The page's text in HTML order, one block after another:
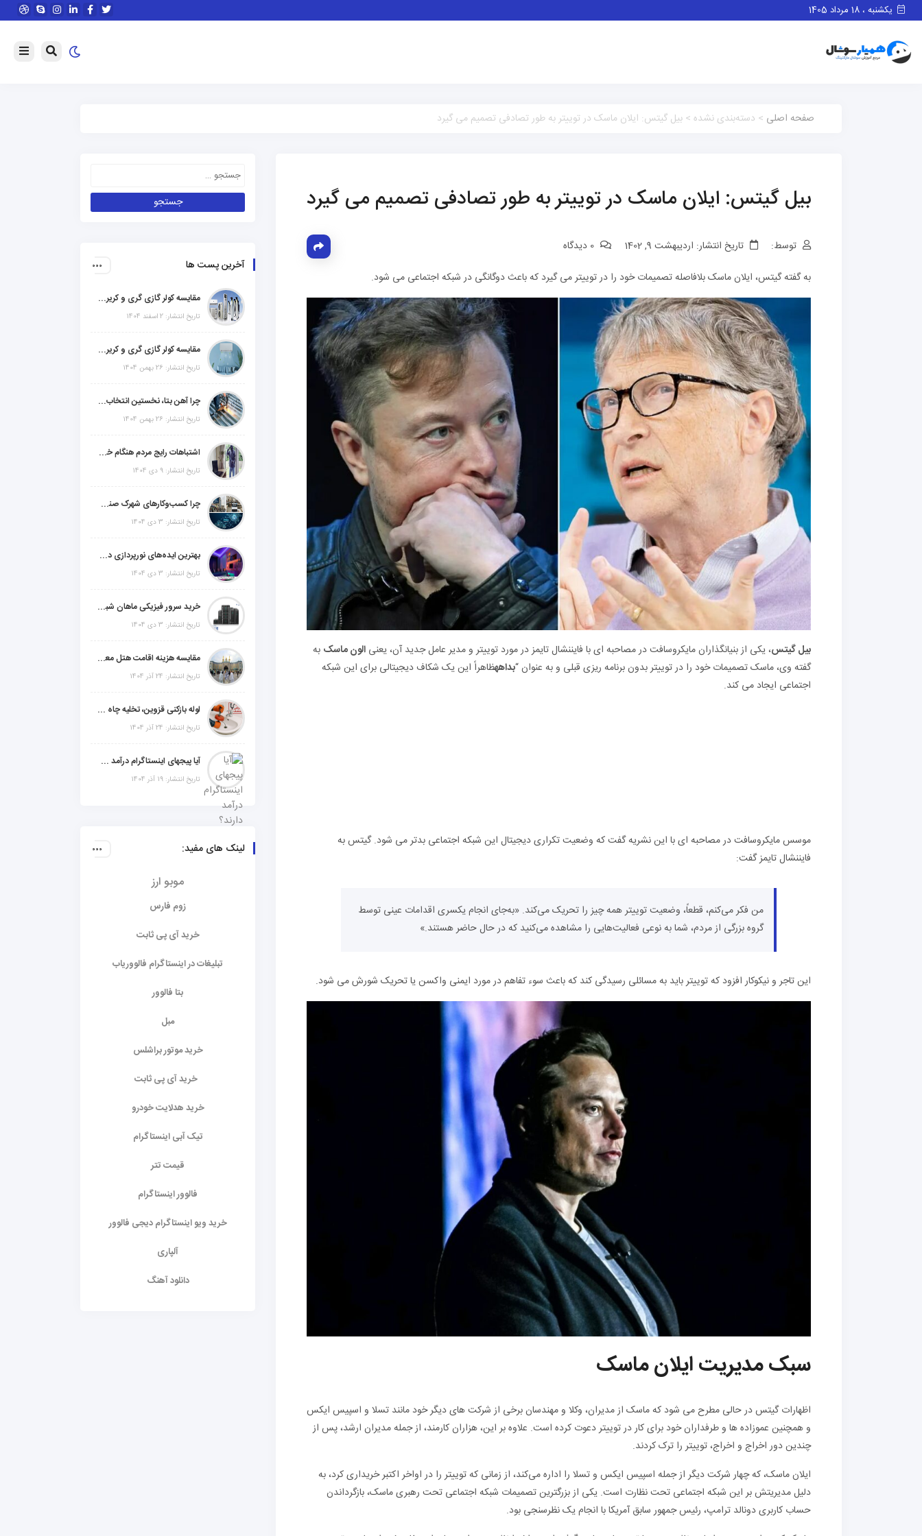
یکشنبه ، 18 مرداد 1405
صفحه اصلی > دسته‌بندی نشده > بیل گیتس: ایلان ماسک در توییتر به طور تصادفی تصمیم می گیرد
بیل گیتس: ایلان ماسک در توییتر به طور تصادفی تصمیم می گیرد
توسط: تاریخ انتشار: اردیبهشت 9, 1402
به گفته گیتس، ایلان ماسک بلافاصله تصمیمات خود را در توییتر می گیرد که باعث دوگانگی در شبکه اجتماعی می شود.
بیل گیتس، یکی از بنیانگذاران مایکروسافت در مصاحبه ای با فایننشال تایمز در مورد توییتر و مدیر عامل جدید آن، یعنی الون ماسک به
گفته وی، ماسک تصمیمات خود را در توییتر بدون برنامه ریزی قبلی و به عنوان “بداههظاهراً این یک شکاف دیجیتالی برای این شبکه
اجتماعی ایجاد می کند.
موسس مایکروسافت در مصاحبه ای با این نشریه گفت که وضعیت تکراری دیجیتال این شبکه اجتماعی بدتر می شود. گیتس به
فایننشال تایمز گفت:
من فکر می‌کنم، قطعاً، وضعیت توییتر همه چیز را تحریک می‌کند. «به‌جای انجام یکسری اقدامات عینی توسط
گروه بزرگی از مردم، شما به نوعی فعالیت‌هایی را مشاهده می‌کنید که در حال حاضر هستند.»
این تاجر و نیکوکار افزود که توییتر باید به مسائلی رسیدگی کند که باعث سوء تفاهم در مورد ایمنی واکسن یا تحریک شورش می شود.
سبک مدیریت ایلان ماسک
اظهارات گیتس در حالی مطرح می شود که ماسک از مدیران، وکلا و مهندسان برخی از شرکت های دیگر خود مانند تسلا و اسپیس ایکس
و همچنین عموزاده ها و طرفداران خود برای کار در توییتر دعوت کرده است. علاوه بر این، هزاران کارمند، از جمله مدیران ارشد، پس از
چندین دور اخراج و اخراج، توییتر را ترک کردند.
ایلان ماسک، که چهار شرکت دیگر از جمله اسپیس ایکس و تسلا را اداره می‌کند، از زمانی که توییتر را در اواخر اکتبر خریداری کرد، به
دلیل مدیریتش بر این شبکه اجتماعی تحت نظارت است. یکی از بزرگترین تصمیمات شبکه اجتماعی تحت رهبری ماسک، بازگرداندن
حساب کاربری دونالد ترامپ، رئیس جمهور سابق آمریکا با انجام یک نظرسنجی بود.
آخرین پست ها
مقایسه کولر گازی گری و کریر و ال جی و جنرال گلد و هایسنس و مدیا و اجنرال
تاریخ انتشار: 2 اسفند 1404
مقایسه کولر گازی گری و کریر و ال جی و جنرال گلد و جنرال شکار و سامسونگ و یونیوا
تاریخ انتشار: 26 بهمن 1404
چرا آهن بتا، نخستین انتخاب برای گل میخ عرشه فولادی در ایران است؟
تاریخ انتشار: 26 بهمن 1404
اشتباهات رایج مردم هنگام خرید دزدگیر منزل
تاریخ انتشار: 9 دی 1404
چرا کسب‌وکارهای شهرک صنعتی چهاردانگه فوراً به طراحی سایت نیاز دارند؟
تاریخ انتشار: 3 دی 1404
بهترین ایده‌های نورپردازی دکوراتیو با ال ای دی برای منزل، فروشگاه و دفتر کار
تاریخ انتشار: 3 دی 1404
خرید سرور فیزیکی ماهان شبکه ایرانیان
تاریخ انتشار: 3 دی 1404
مقایسه هزینه اقامت هتل معمولی، میان‌رده یا 5 ستاره در سفر زیارتی عراق
تاریخ انتشار: 24 آذر 1404
لوله بازکنی قزوین، تخلیه چاه و خدمات تخصصی لوله‌کشی و تشخیص ترکیدگی
تاریخ انتشار: 24 آذر 1404
آیا پیجهای اینستاگرام درآمد دارند؟ راز موفقیت با استراتژی هوشمندانه
تاریخ انتشار: 19 آذر 1404
لینک های مفید:
موبو ارز
زوم فارس
خرید آی پی ثابت
تبلیغات در اینستاگرام فالووریاب
بتا فالوور
مبل
خرید موتور براشلس
خرید آی پی ثابت
خرید هدلایت خودرو
تیک آبی اینستاگرام
قیمت تتر
فالوور اینستاگرام
خرید ویو اینستاگرام دیجی فالوور
آلپاری
دانلود آهنگ